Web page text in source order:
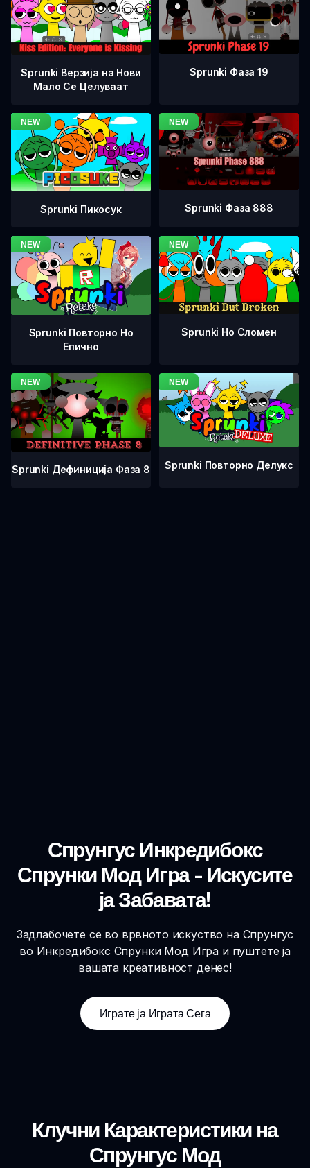
Sprunki Верзија на Нови
Мало Се Целуваат
Sprunki Фаза 19
Sprunki Пикосук Sprunki Фаза 888
Sprunki Повторно Но
Епично
Sprunki Но Сломен
Sprunki Дефиниција Фаза 8 Sprunki Повторно Делукс
Спрунгус Инкредибокс
Спрунки Мод Игра - Искусите
ја Забавата!
Задлабочете се во врвното искуство на Спрунгус
во Инкредибокс Спрунки Мод Игра и пуштете ја
вашата креативност денес!
Играте ја Играта Сега
Клучни Карактеристики на
Спрунгус Мод